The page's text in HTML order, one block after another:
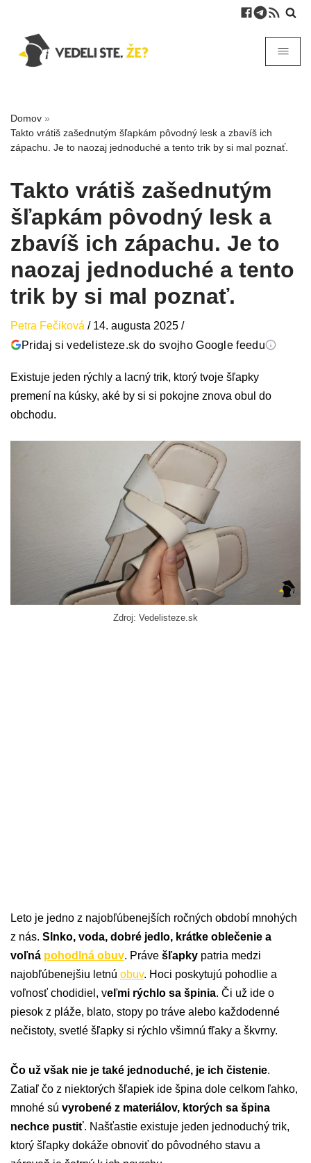
Domov »
Takto vrátiš zašednutým šľapkám pôvodný lesk a zbavíš ich
zápachu. Je to naozaj jednoduché a tento trik by si mal poznať.
Takto vrátiš zašednutým
šľapkám pôvodný lesk a
zbavíš ich zápachu. Je to
naozaj jednoduché a tento
trik by si mal poznať.
Petra Fečiková / 14. augusta 2025 /
Pridaj si vedelisteze.sk do svojho Google feedu
Existuje jeden rýchly a lacný trik, ktorý tvoje šľapky
premení na kúsky, aké by si si pokojne znova obul do
obchodu.
Zdroj: Vedelisteze.sk
Leto je jedno z najobľúbenejších ročných období mnohých
z nás. Slnko, voda, dobré jedlo, krátke oblečenie a
voľná pohodlná obuv. Práve šľapky patria medzi
najobľúbenejšiu letnú obuv. Hoci poskytujú pohodlie a
voľnosť chodidiel, veľmi rýchlo sa špinia. Či už ide o
piesok z pláže, blato, stopy po tráve alebo každodenné
nečistoty, svetlé šľapky si rýchlo všimnú fľaky a škvrny.
Čo už však nie je také jednoduché, je ich čistenie.
Zatiaľ čo z niektorých šľapiek ide špina dole celkom ľahko,
mnohé sú vyrobené z materiálov, ktorých sa špina
nechce pustiť. Našťastie existuje jeden jednoduchý trik,
ktorý šľapky dokáže obnoviť do pôvodného stavu a